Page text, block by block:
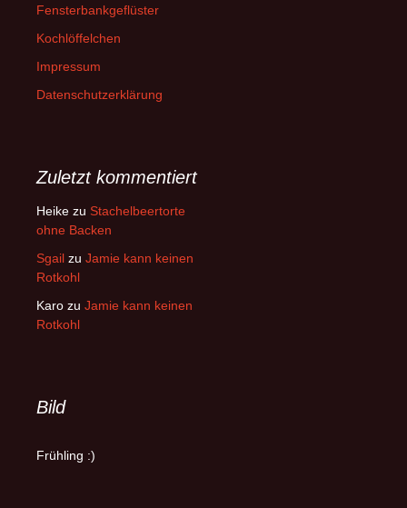
Fensterbankgeflüster
Kochlöffelchen
Impressum
Datenschutzerklärung
Zuletzt kommentiert
Heike zu Stachelbeertorte
ohne Backen
Sgail zu Jamie kann keinen
Rotkohl
Karo zu Jamie kann keinen
Rotkohl
Bild
Frühling :)